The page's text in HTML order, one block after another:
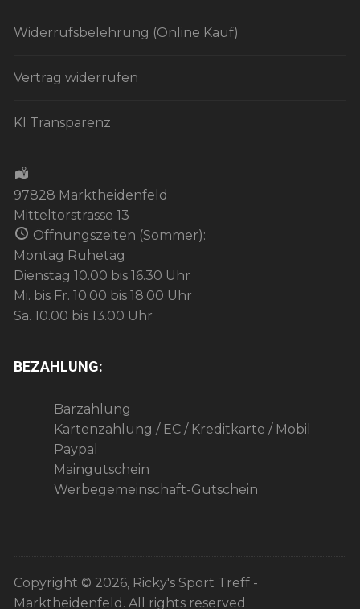
Widerrufsbelehrung (Online Kauf)
Vertrag widerrufen
KI Transparenz
97828 Marktheidenfeld
Mitteltorstrasse 13
Öffnungszeiten (Sommer):
Montag Ruhetag
Dienstag 10.00 bis 16.30 Uhr
Mi. bis Fr. 10.00 bis 18.00 Uhr
Sa. 10.00 bis 13.00 Uhr
BEZAHLUNG:
Barzahlung
Kartenzahlung / EC / Kreditkarte / Mobil
Paypal
Maingutschein
Werbegemeinschaft-Gutschein
Copyright © 2026, Ricky's Sport Treff -
Marktheidenfeld. All rights reserved.